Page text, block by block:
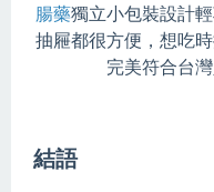
腸藥獨立小包裝設計
抽屜都很方便，想吃
完美符合台
結語